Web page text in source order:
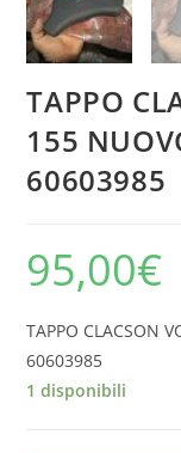
TAPPO
155
60603985
95,00€
TAPPO CLACSON
60603985
1 disponibili